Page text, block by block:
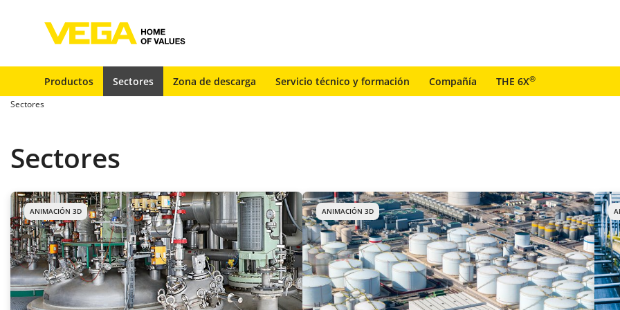
Productos Sectores Zona de descarga Servicio técnico y formación Compañía THE 6X®
Sectores
Sectores
ANIMACIÓN 3D ANIMACIÓN 3D